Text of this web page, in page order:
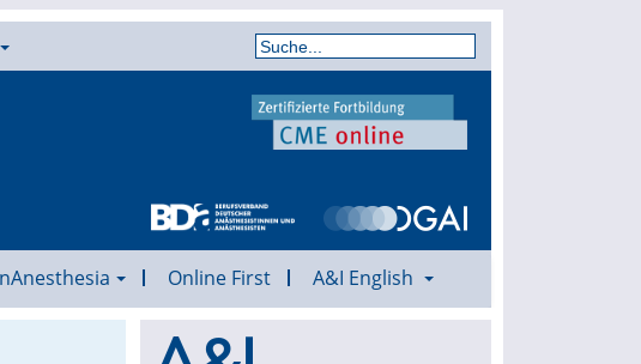
Online First A&I English
Archiv